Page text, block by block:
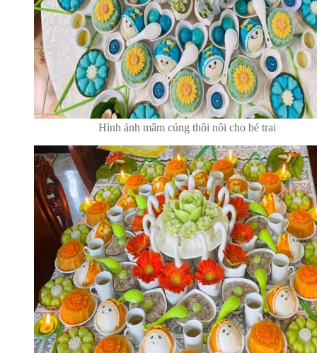
Hình ảnh mâm cúng thôi nôi cho bé trai